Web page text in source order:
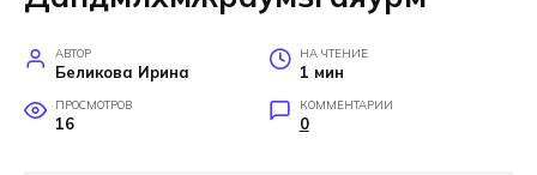
АВТОР
Беликова Ирина
НА ЧТЕНИЕ
1 мин
ПРОСМОТРОВ
16
КОММЕНТАРИИ
0